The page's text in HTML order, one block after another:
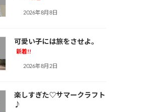
2026年8月8日
可愛い子には旅をさせよ。
新着!!
2026年8月2日
楽しすぎた♡サマークラフト
♪︎